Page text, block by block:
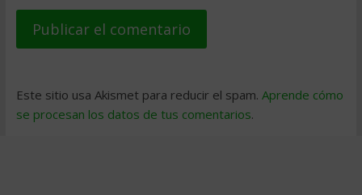
Este sitio usa Akismet para reducir el spam. Aprende cómo
se procesan los datos de tus comentarios.